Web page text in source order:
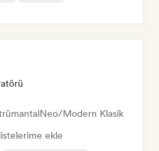
Neo/Modern Klasik
ekle